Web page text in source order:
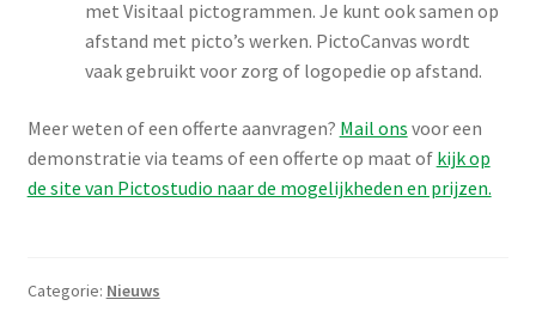
met Visitaal pictogrammen. Je kunt ook samen op
afstand met picto’s werken. PictoCanvas wordt
vaak gebruikt voor zorg of logopedie op afstand.
Meer weten of een offerte aanvragen? Mail ons voor een
demonstratie via teams of een offerte op maat of kijk op
de site van Pictostudio naar de mogelijkheden en prijzen.
Categorie: Nieuws